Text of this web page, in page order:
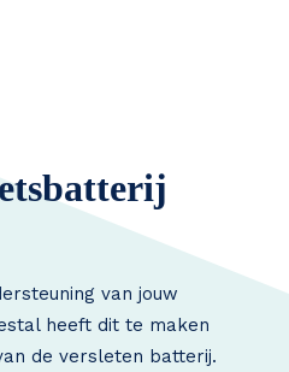
van jouw
heeft dit te maken
de versleten batterij.